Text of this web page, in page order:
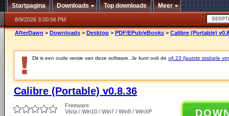
Startpagina Downloads Top downloads Meer
8/9/2026 3:00:56 PM
AfterDawn > Downloads > Desktop > PDF/EPub/eBooks > Calibre (Portable)
Dit is een oude versie van deze software. Je kunt ook de v4.23 (laatste stabiele
Calibre (Portable) v0.8.36
Freeware
Vista / Win10 / Win7 / Win8 / WinXP